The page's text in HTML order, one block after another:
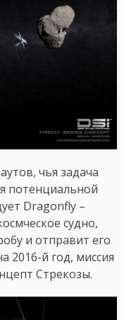
чья задача
потенциальной
Dragonfly –
судно,
и отправит его
2016-й год, миссия
Стрекозы.